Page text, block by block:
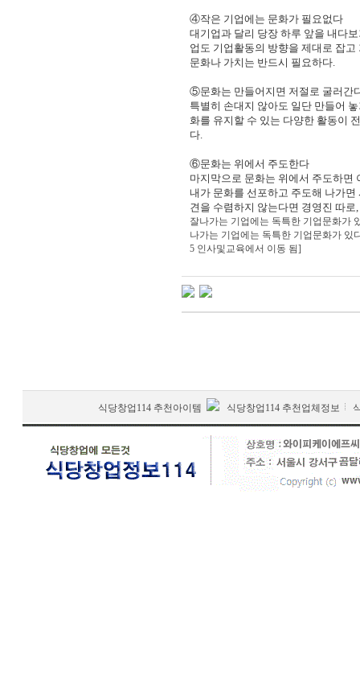
④작은 기업에는 문화가 필요없다
대기업과 달리 당장 하루 앞을 내다
업도 기업활동의 방향을 제대로 잡고
문화나 가치는 반드시 필요하다.
⑤문화는 만들어지면 저절로 굴러간
특별히 손대지 않아도 일단 만들어
화를 유지할 수 있는 다양한 활동이
다.
⑥문화는 위에서 주도한다
마지막으로 문화는 위에서 주도하
내가 문화를 선포하고 주도해 나가면
견을 수렴하지 않는다면 경영진 따
잘나가는 기업에는 독특한 기업문화가
나가는 기업에는 독특한 기업문화가
5 인사및교육에서 이동 됨]
식당창업114 추천아이템 식당창업114 추천업체정보